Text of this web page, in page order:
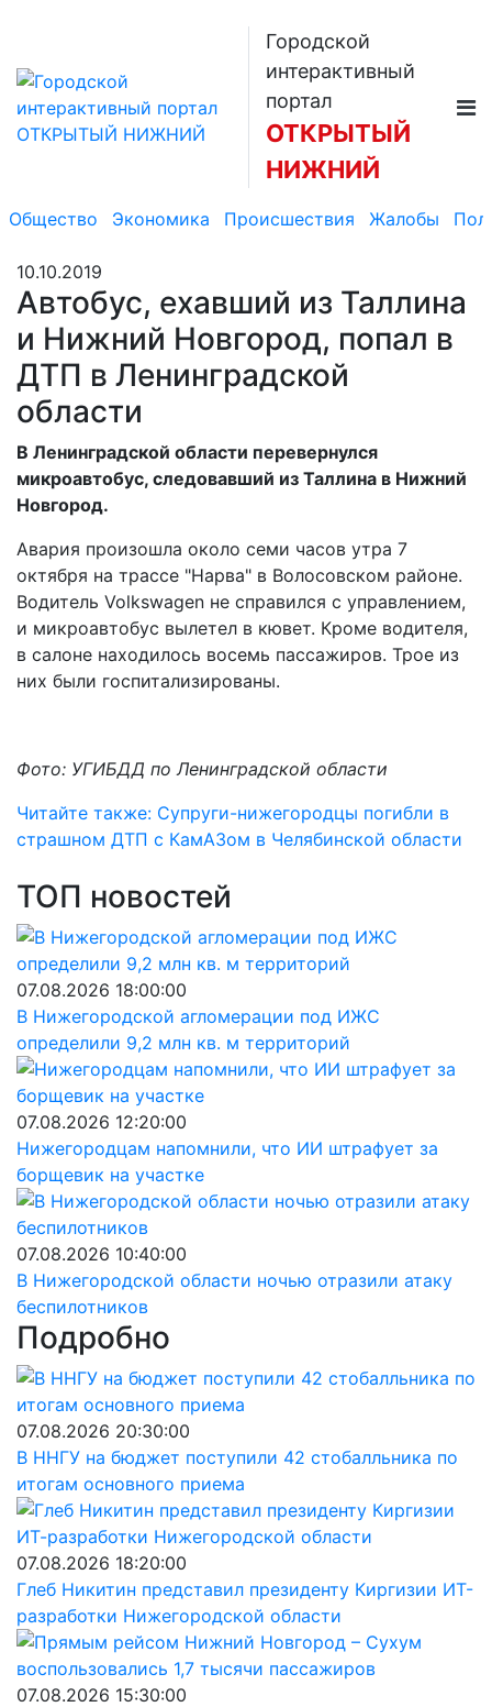
Городской
интерактивный
портал
ОТКРЫТЫЙ
НИЖНИЙ
Общество Экономика Происшествия Жалобы
10.10.2019
Автобус, ехавший из Таллина
и Нижний Новгород, попал в
ДТП в Ленинградской
области
В Ленинградской области перевернулся
микроавтобус, следовавший из Таллина в Нижний
Новгород.
Авария произошла около семи часов утра 7
октября на трассе "Нарва" в Волосовском районе.
Водитель Volkswagen не справился с управлением,
и микроавтобус вылетел в кювет. Кроме водителя,
в салоне находилось восемь пассажиров. Трое из
них были госпитализированы.
Фото: УГИБДД по Ленинградской области
Читайте также: Супруги-нижегородцы погибли в
страшном ДТП с КамАЗом в Челябинской области
ТОП новостей
07.08.2026 18:00:00
В Нижегородской агломерации под ИЖС
определили 9,2 млн кв. м территорий
07.08.2026 12:20:00
Нижегородцам напомнили, что ИИ штрафует за
борщевик на участке
07.08.2026 10:40:00
В Нижегородской области ночью отразили атаку
беспилотников
Подробно
07.08.2026 20:30:00
В ННГУ на бюджет поступили 42 стобалльника по
итогам основного приема
07.08.2026 18:20:00
Глеб Никитин представил президенту Киргизии ИТ-
разработки Нижегородской области
07.08.2026 15:30:00